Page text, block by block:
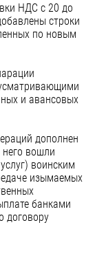
НДС с 20 до
строки
по новым
и авансовых
дополнен
вошли
воинским
изымаемых
банками
договору